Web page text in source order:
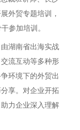
外贸专题培训，
参加培训。
湖南省出海实战
流互动等多种形
环境下的外贸出
享。对企业开拓
力企业深入理解